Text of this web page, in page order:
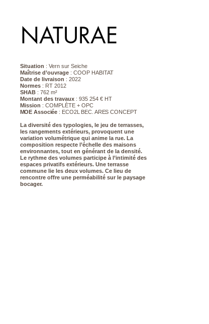
NATURAE
Situation : Vern sur Seiche
Maîtrise d’ouvrage: COOP HABITAT
Date de livraison : 2022
Normes : RT 2012
SHAB: 762 m²
Montant des travaux: 935 254 € HT
Mission : COMPLÈTE + OPC
MOE Associée : ECO2L BEC. ARES CONCEPT
La diversité des typologies, le jeu de terrasses,
les rangements extérieurs, provoquent une
variation volumétrique qui anime la rue. La
composition respecte l’échelle des maisons
environnantes, tout en générant de la densité.
Le rythme des volumes participe à l’intimité des
espaces privatifs extérieurs. Une terrasse
commune lie les deux volumes. Ce lieu de
rencontre offre une perméabilité sur le paysage
bocager.